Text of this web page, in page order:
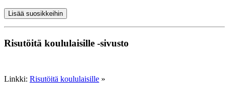
Lisää suosikkeihin
Risutöitä koululaisille -sivusto
Linkki: Risutöitä koululaisille »